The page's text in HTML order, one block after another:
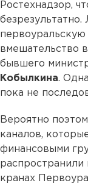
Ростехнадзор,
вмешательство
бывшего
Кобылкина.
пока не
Вероятно
каналов,
финансовыми
распространили
кранах